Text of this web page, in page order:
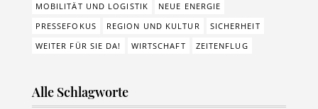
MOBILITÄT UND LOGISTIK
NEUE ENERGIE
PRESSEFOKUS
REGION UND KULTUR
SICHERHEIT
WEITER FÜR SIE DA!
WIRTSCHAFT ZEITENFLUG
Alle Schlagworte